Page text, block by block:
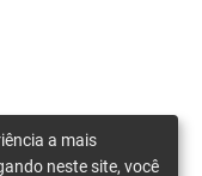
a mais
neste site, você